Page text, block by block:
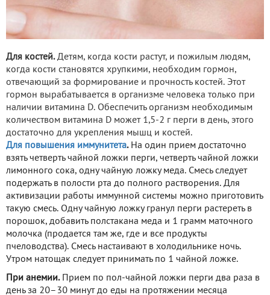
Для костей.Детям, когда кости растут, и пожилым людям,
когда кости становятся хрупкими, необходим гормон,
отвечающий за формирование и прочность костей. Этот
гормон вырабатывается в организме человека только при
наличии витамина D. Обеспечить организм необходимым
количеством витамина D может 1,5-2 г перги в день, этого
достаточно для укрепления мышц и костей.
Для повышения иммунитета.На один прием достаточно
взять четверть чайной ложки перги, четверть чайной ложки
лимонного сока, одну чайную ложку меда. Смесь следует
подержать в полости рта до полного растворения. Для
активизации работы иммунной системы можно приготовить
такую смесь. Одну чайную ложку гранул перги растереть в
порошок, добавить полстакана меда и 1 грамм маточного
молочка (продается там же, где и все продукты
пчеловодства). Смесь настаивают в холодильнике ночь.
Утром натощак следует принимать по 1 чайной ложке.
При анемии.Прием по пол-чайной ложки перги два раза в
день за 20–30 минут до еды на протяжении месяца